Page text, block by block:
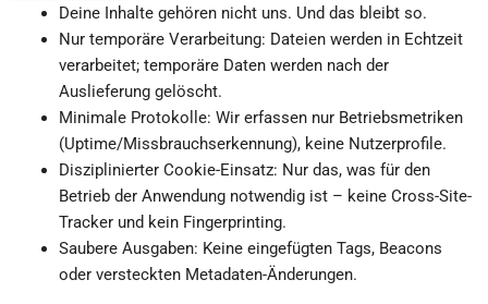
Deine Inhalte gehören nicht uns. Und das bleibt so.
Nur temporäre Verarbeitung: Dateien werden in Echtzeit
verarbeitet; temporäre Daten werden nach der
Auslieferung gelöscht.
Minimale Protokolle: Wir erfassen nur Betriebsmetriken
(Uptime/Missbrauchserkennung), keine Nutzerprofile.
Disziplinierter Cookie-Einsatz: Nur das, was für den
Betrieb der Anwendung notwendig ist – keine Cross-Site-
Tracker und kein Fingerprinting.
Saubere Ausgaben: Keine eingefügten Tags, Beacons
oder versteckten Metadaten-Änderungen.